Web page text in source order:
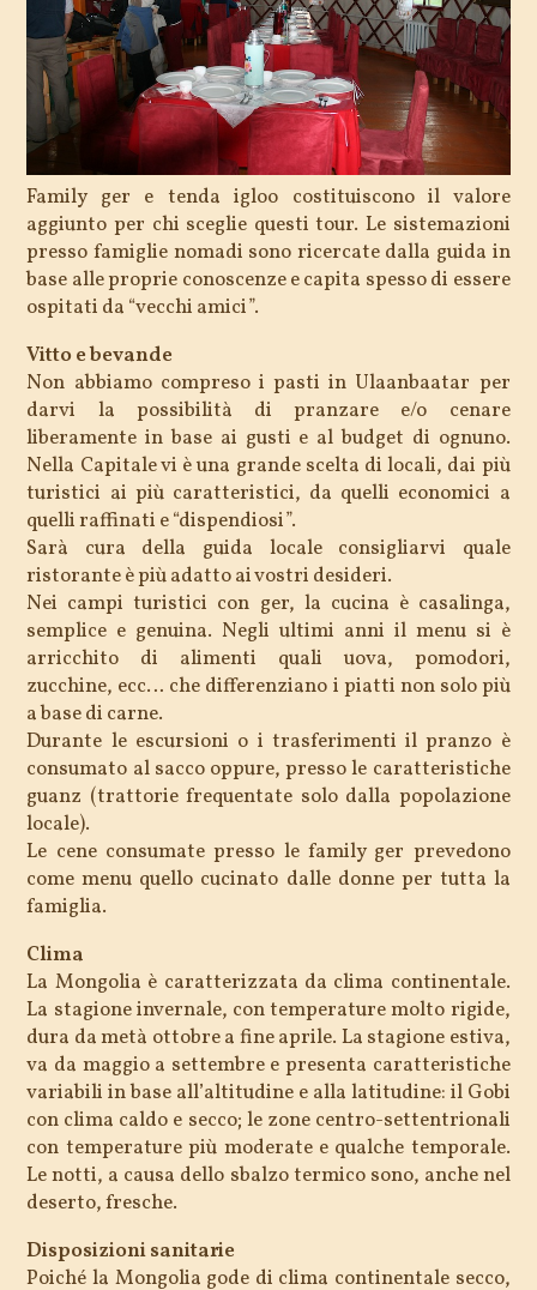
Family ger e tenda igloo costituiscono il valore
aggiunto per chi sceglie questi tour. Le sistemazioni
presso famiglie nomadi sono ricercate dalla guida in
base alle proprie conoscenze e capita spesso di essere
ospitati da “vecchi amici”.
Vitto e bevande
Non abbiamo compreso i pasti in Ulaanbaatar per
darvi la possibilità di pranzare e/o cenare
liberamente in base ai gusti e al budget di ognuno.
Nella Capitale vi è una grande scelta di locali, dai più
turistici ai più caratteristici, da quelli economici a
quelli raffinati e “dispendiosi”.
Sarà cura della guida locale consigliarvi quale
ristorante è più adatto ai vostri desideri.
Nei campi turistici con ger, la cucina è casalinga,
semplice e genuina. Negli ultimi anni il menu si è
arricchito di alimenti quali uova, pomodori,
zucchine, ecc… che differenziano i piatti non solo più
a base di carne.
Durante le escursioni o i trasferimenti il pranzo è
consumato al sacco oppure, presso le caratteristiche
guanz (trattorie frequentate solo dalla popolazione
locale).
Le cene consumate presso le family ger prevedono
come menu quello cucinato dalle donne per tutta la
famiglia.
Clima
La Mongolia è caratterizzata da clima continentale.
La stagione invernale, con temperature molto rigide,
dura da metà ottobre a fine aprile. La stagione estiva,
va da maggio a settembre e presenta caratteristiche
variabili in base all’altitudine e alla latitudine: il Gobi
con clima caldo e secco; le zone centro-settentrionali
con temperature più moderate e qualche temporale.
Le notti, a causa dello sbalzo termico sono, anche nel
deserto, fresche.
Disposizioni sanitarie
Poiché la Mongolia gode di clima continentale secco,